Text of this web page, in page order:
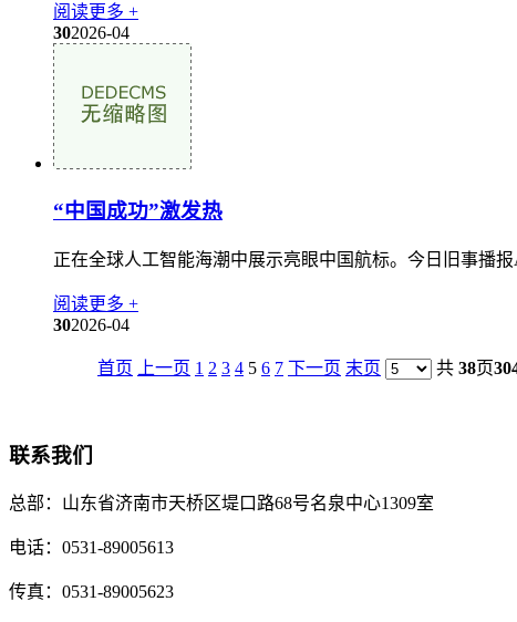
阅读更多 +
302026-04
“中国成功”激发热
正在全球人工智能海潮中展示亮眼中国航标。今日旧事播
阅读更多 +
302026-04
首页 上一页 1 2 3 4 5 6 7 下一页 末页 共 38页
联系我们
总部： 山东省济南市天桥区堤口路68号名泉中心1309室
电话： 0531-89005613
传真： 0531-89005623